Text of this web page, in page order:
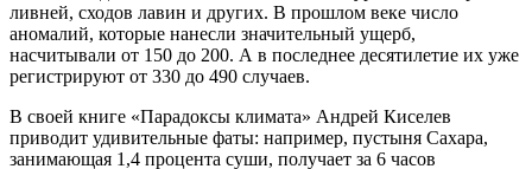
ливней, сходов лавин и других. В прошлом веке число
аномалий, которые нанесли значительный ущерб,
насчитывали от 150 до 200. А в последнее десятилетие их уже
регистрируют от 330 до 490 случаев.
В своей книге «Парадоксы климата» Андрей Киселев
приводит удивительные фаты: например, пустыня Сахара,
занимающая 1,4 процента суши, получает за 6 часов